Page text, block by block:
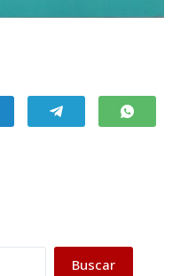
Buscar